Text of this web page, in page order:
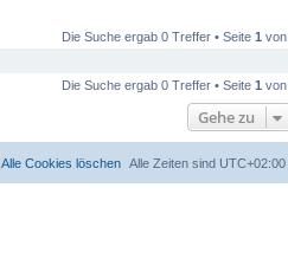
Die Suche ergab 0 Treffer • Seite 1 von
Die Suche ergab 0 Treffer • Seite 1 von
Gehe zu
Alle Zeiten sind UTC+02:00
Alle Cookies löschen